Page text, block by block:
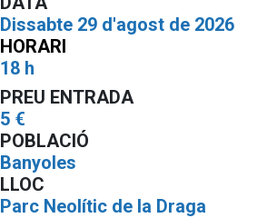
Dissabte 29 d'agost de 2026
HORARI
18 h
PREU ENTRADA
5 €
POBLACIÓ
Banyoles
LLOC
Parc Neolític de la Draga